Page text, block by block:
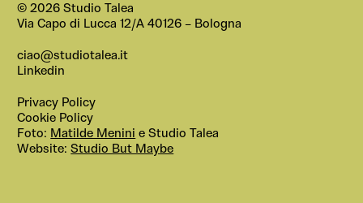
© 2026 Studio Talea
Via Capo di Lucca 12/A40126 – Bologna
ciao@studiotalea.it
Linkedin
Privacy Policy
Cookie Policy
Foto: Matilde Menini e Studio Talea
Website:Studio But Maybe